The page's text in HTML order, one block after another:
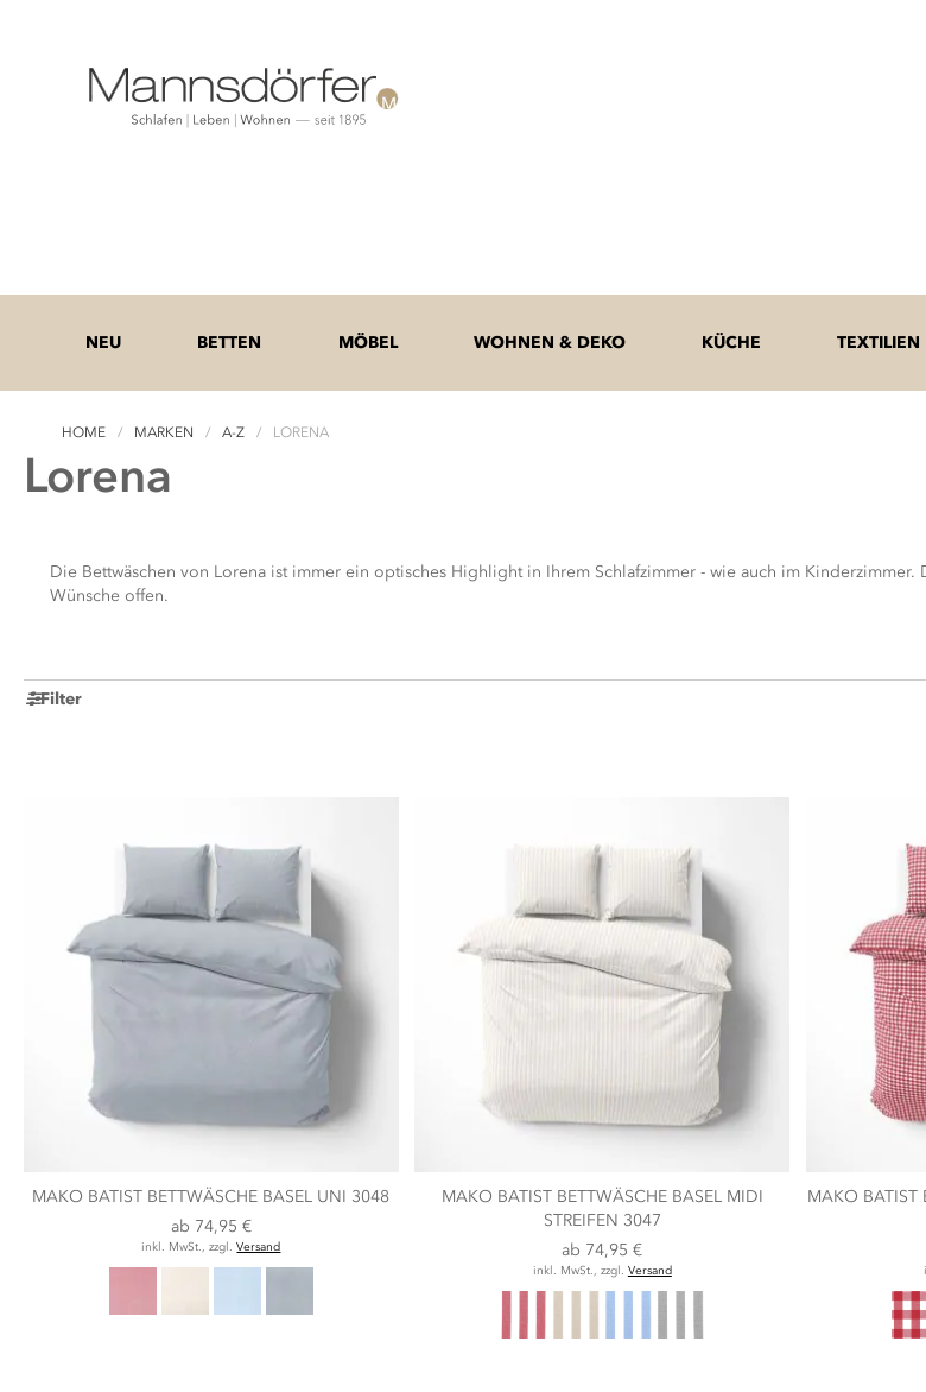
NEU BETTEN MÖBEL WOHNEN & DEKO KÜCHE TEXTILIEN
HOME MARKEN A-Z LORENA
Lorena
Die Bettwäschen von Lorena ist immer ein optisches Highlight in Ihrem Schlafzimmer - wie auch im
Wünsche offen.
Filter
MAKO BATIST BETTWÄSCHE BASEL UNI 3048
ab 74,95 €
inkl. MwSt., zzgl.Versand
MAKO BATIST BETTWÄSCHE BASEL MIDI
STREIFEN 3047
ab 74,95 €
inkl. MwSt., zzgl. Versand
MAKO BATIST